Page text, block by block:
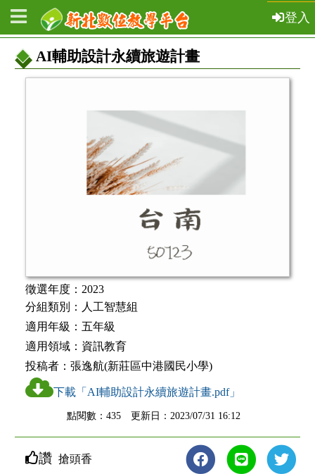
登入
AI輔助設計永續旅遊計畫
徵選年度： 2023
分組類別： 人工智慧組
適用年級： 五年級
適用領域： 資訊教育
投稿者： 張逸航(新莊區中港國民小學)
下載「AI輔助設計永續旅遊計畫.pdf」
點閱數：435 更新日：2023/07/31 16:12
讚 搶頭香